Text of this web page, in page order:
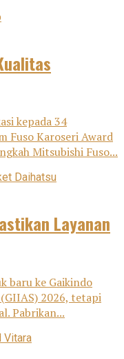
kepada 34
Fuso Karoseri Award
Mitsubishi Fuso...
Layanan
baru ke Gaikindo
2026, tetapi
Pabrikan...